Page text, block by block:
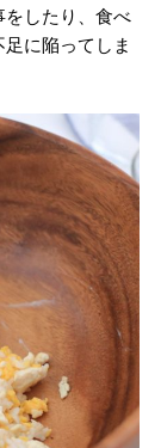
をしたり、食べ
に陥ってしま